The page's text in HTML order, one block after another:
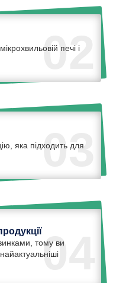
02
печі і
03
яка підходить для
04
тому ви